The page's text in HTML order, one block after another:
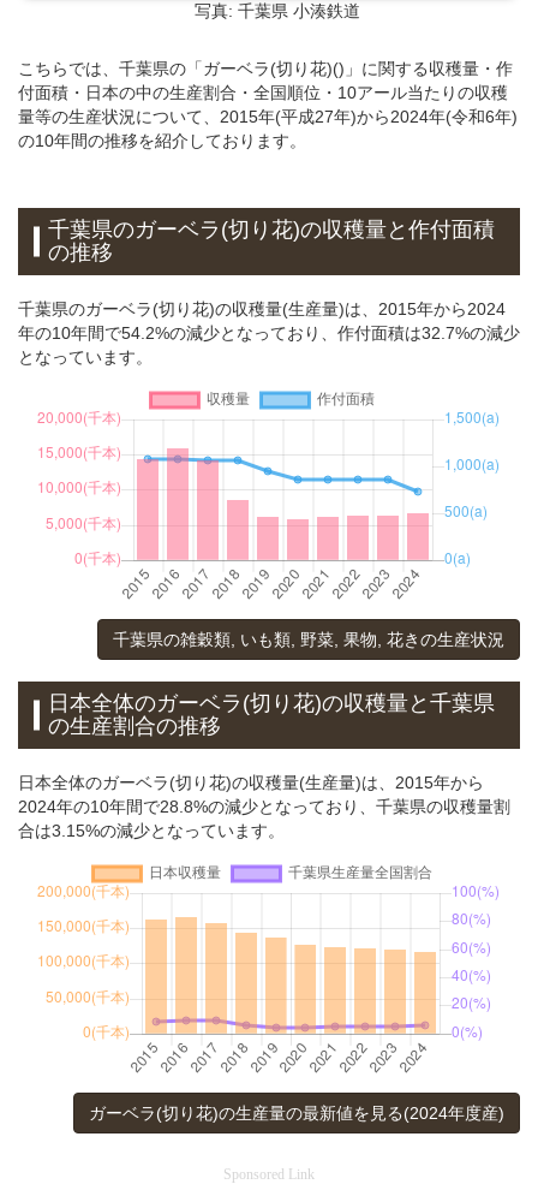
写真: 千葉県 小湊鉄道
こちらでは、千葉県の「ガーベラ(切り花)()」に関する収穫量・作
付面積・日本の中の生産割合・全国順位・10アール当たりの収穫
量等の生産状況について、2015年(平成27年)から2024年(令和6年)
の10年間の推移を紹介しております。
千葉県のガーベラ(切り花)の収穫量と作付面積
の推移
千葉県のガーベラ(切り花)の収穫量(生産量)は、2015年から2024
年の10年間で54.2%の減少となっており、作付面積は32.7%の減少
となっています。
千葉県の雑穀類, いも類, 野菜, 果物, 花きの生産状況
日本全体のガーベラ(切り花)の収穫量と千葉県
の生産割合の推移
日本全体のガーベラ(切り花)の収穫量(生産量)は、2015年から
2024年の10年間で28.8%の減少となっており、千葉県の収穫量割
合は3.15%の減少となっています。
ガーベラ(切り花)の生産量の最新値を見る(2024年度産)
Sponsored Link